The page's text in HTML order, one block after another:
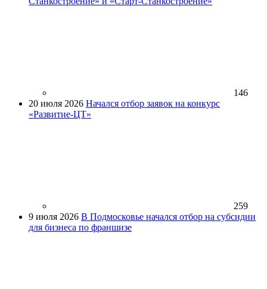
146
20 июля 2026 Начался отбор заявок на конкурс
«Развитие-ЦТ»
259
9 июля 2026 В Подмосковье начался отбор на субсидии
для бизнеса по франшизе